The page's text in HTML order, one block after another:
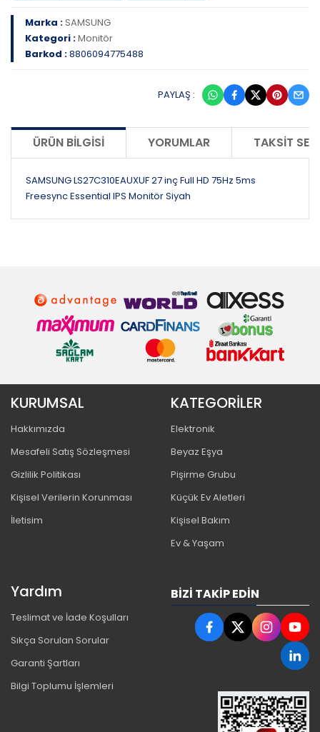
Marka :SAMSUNG
Kategori :Monitör
Barkod :8806094775488
PAYLAŞ :
ÜRÜN BILGISI YORUMLAR TAKSIT
SAMSUNG LS27C310EAUXUF 27 inç Full HD 75Hz 5ms
Freesync Essential IPS Monitör Siyah
KURUMSAL
Hakkımızda
Mesafeli Satış Sözleşmesi
Gizlilik Politikası
Kişisel Verilerin Korunması
İletisim
KATEGORİLER
Elektronik
Beyaz Eşya
Pişirme Grubu
Küçük Ev Aletleri
Kişisel Bakım
Ev & Yaşam
Yardım
Teslimat ve İade Koşulları
Sıkça Sorulan Sorular
Garanti Şartları
Bilgi Toplumu İşlemleri
BIZI TAKIP EDIN